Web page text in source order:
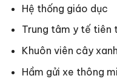
Hệ thống giáo dục
Trung tâm y tế tiên
Khuôn viên cây
Hầm gửi xe thông